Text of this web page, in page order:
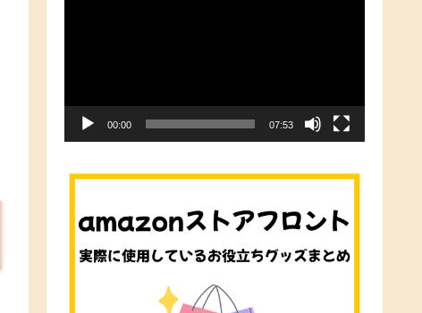
ー
00:00 07:53